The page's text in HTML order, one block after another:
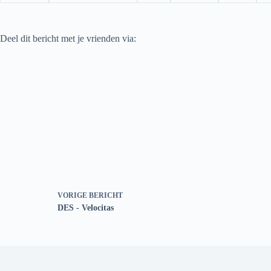
Deel dit bericht met je vrienden via:
VORIGE BERICHT
DES - Velocitas